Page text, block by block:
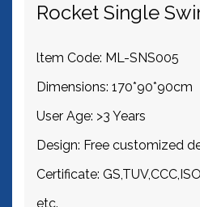
Rocket Single
ltem Code: ML-SNS005
Dimensions: 170*90*90cm
User Age: >3 Years
Design: Free customized
Certificate:
etc.